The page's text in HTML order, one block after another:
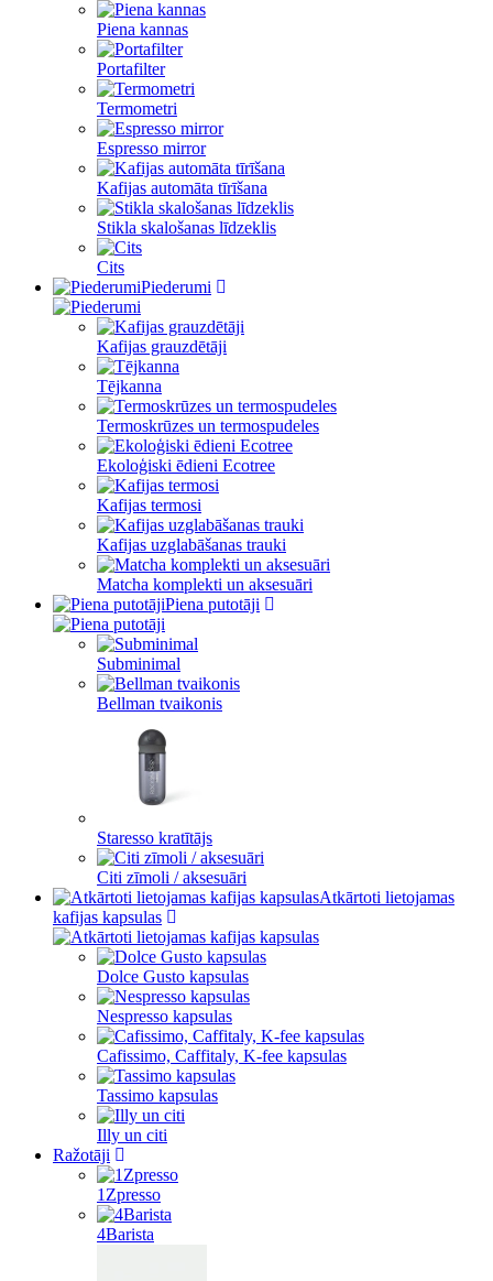
Piena kannas
Portafilter
Termometri
Espresso mirror
Kafijas automāta tīrīšana
Stikla skalošanas līdzeklis
Cits
Piederumi
Kafijas grauzdētāji
Tējkanna
Termoskrūzes un termospudeles
Ekoloģiski ēdieni Ecotree
Kafijas termosi
Kafijas uzglabāšanas trauki
Matcha komplekti un aksesuāri
Piena putotāji
Subminimal
Bellman tvaikonis
Staresso kratītājs
Citi zīmoli / aksesuāri
Atkārtoti lietojamas
kafijas kapsulas
Dolce Gusto kapsulas
Nespresso kapsulas
Cafissimo, Caffitaly, K-fee kapsulas
Tassimo kapsulas
Illy un citi
Ražotāji
1Zpresso
4Barista